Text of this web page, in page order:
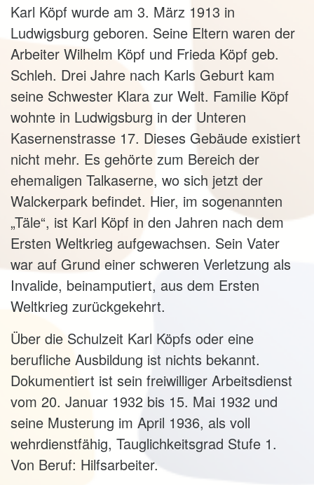
Karl Köpf wurde am 3. März 1913 in
Ludwigsburg geboren. Seine Eltern waren der
Arbeiter Wilhelm Köpf und Frieda Köpf geb.
Schleh. Drei Jahre nach Karls Geburt kam
seine Schwester Klara zur Welt. Familie Köpf
wohnte in Ludwigsburg in der Unteren
Kasernenstrasse 17. Dieses Gebäude existiert
nicht mehr. Es gehörte zum Bereich der
ehemaligen Talkaserne, wo sich jetzt der
Walckerpark befindet. Hier, im sogenannten
„Täle“, ist Karl Köpf in den Jahren nach dem
Ersten Weltkrieg aufgewachsen. Sein Vater
war auf Grund einer schweren Verletzung als
Invalide, beinamputiert, aus dem Ersten
Weltkrieg zurückgekehrt.
Über die Schulzeit Karl Köpfs oder eine
berufliche Ausbildung ist nichts bekannt.
Dokumentiert ist sein freiwilliger Arbeitsdienst
vom 20. Januar 1932 bis 15. Mai 1932 und
seine Musterung im April 1936, als voll
wehrdienstfähig, Tauglichkeitsgrad Stufe 1.
Von Beruf: Hilfsarbeiter.